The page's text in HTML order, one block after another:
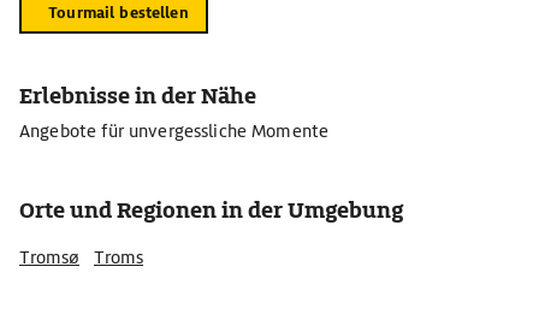
Tourmail bestellen
Erlebnisse in der Nähe
Angebote für unvergessliche Momente
Orte und Regionen in der Umgebung
Tromsø Troms